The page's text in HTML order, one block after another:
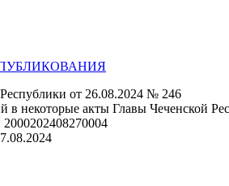
от 26.08.2024 № 246
в некоторые акты Главы Чеченской
2000202408270004